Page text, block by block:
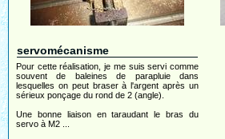
servomécanisme
Pour cette réalisation, je me suis servi comme
souvent de baleines de parapluie dans
lesquelles on peut braser à l'argent après un
sérieux ponçage du rond de 2 (angle).
Une bonne liaison en taraudant le bras du
servo à M2 ...